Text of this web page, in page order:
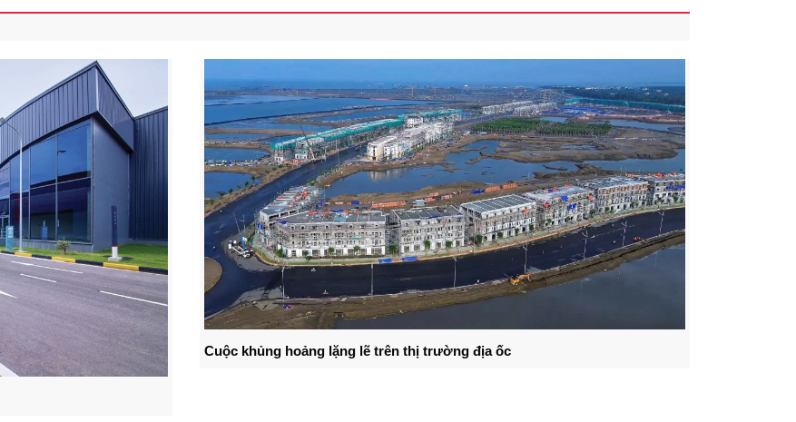
Cuộc khủng hoảng lặng lẽ trên thị trường địa ốc